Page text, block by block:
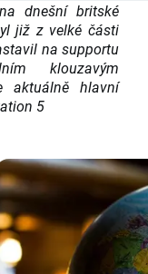
dnešní britské
již z velké části
na supportu
klouzavým
aktuálně hlavní
5